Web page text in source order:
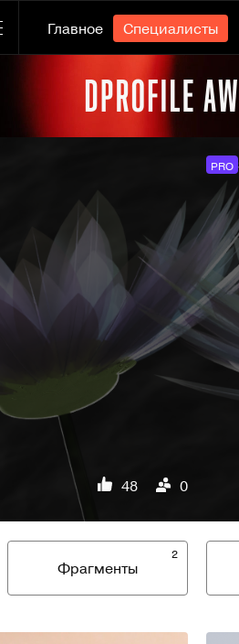
Главное Специалисты
PRO
48 0
2
Фрагменты